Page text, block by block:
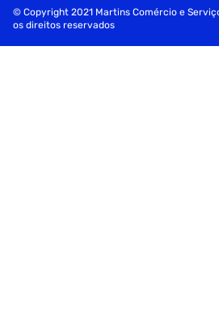
Alerta de Esportes
Controle Remoto por App (LG ThinQ)
© Copyright 2021 Martins Comércio e
os direitos reservados